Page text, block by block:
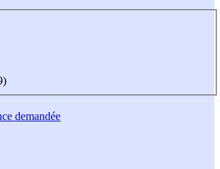
demandée